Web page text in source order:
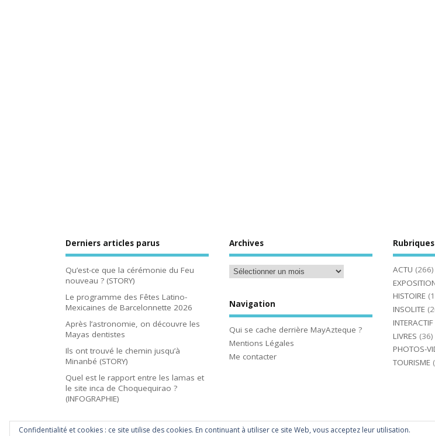
Derniers articles parus
Qu’est-ce que la cérémonie du Feu
nouveau ? (STORY)
Le programme des Fêtes Latino-
Mexicaines de Barcelonnette 2026
Après l’astronomie, on découvre les
Mayas dentistes
Ils ont trouvé le chemin jusqu’à
Minanbé (STORY)
Quel est le rapport entre les lamas et
le site inca de Choquequirao ?
(INFOGRAPHIE)
Archives
Navigation
Qui se cache derrière MayAzteque ?
Mentions Légales
Me contacter
Rubriques
ACTU (266)
HISTOIRE
INSOLITE
INTERACTIF
LIVRES (36)
PHOTOS-
TOURISME
Confidentialité et cookies : ce site utilise des cookies. En continuant à utiliser ce site Web, vous acceptez leur utilisation.